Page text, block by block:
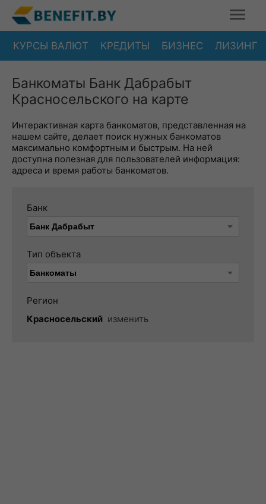
КУРСЫ ВАЛЮТ КРЕДИТЫ БИЗНЕС ЛИЗИНГ
Банкоматы Банк Дабрабыт
Красносельского на карте
Интерактивная карта банкоматов, представленная на
нашем сайте, делает поиск нужных банкоматов
максимально комфортным и быстрым. На ней
доступна полезная для пользователей информация:
адреса и время работы банкоматов.
Банк
Тип объекта
Регион
Красносельский изменить